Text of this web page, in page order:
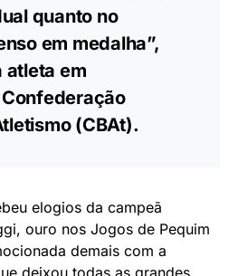
concentrada. Não
ninguém. Estou em
agradecer a
quero buscar os
treinando e
eu vou competir,
quanto no
em medalha”,